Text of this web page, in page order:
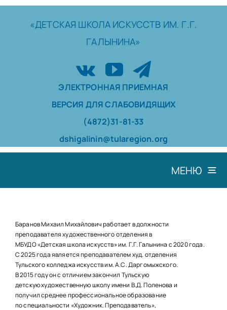
Skip
«ДЕТСКАЯ ШКОЛА ИСКУССТВ ИМ. Г.Г.
ГАЛЫНИНА»
ЭЛЕКТРОННАЯ ПРИЕМНАЯ
ВЕРСИЯ ДЛЯ СЛАБОВИДЯЩИХ
(4872)31-81-33
dshigalinin@tularegion.org
МЕНЮ
НАШИ ПРОЕКТЫ
О ПРИЕМЕ
ОБУЧАЮЩИМСЯ
СВЕДЕНИЯ ОБ ОО
Баранов Михаил Михайлович работает в должности
преподавателя художественного отделения в
МБУДО «Детская школа искусств» им. Г.Г. Галынина с 2020 года.
С 2025 года является преподавателем худ. отделения
Тульского колледжа искусств им. А.С. Даргомыжского.
В 2015 году он с отличием закончил Тульскую
детскую художественную школу имени В.Д. Поленова и
получил среднее профессиональное образование
по специальности «Художник. Преподаватель»,